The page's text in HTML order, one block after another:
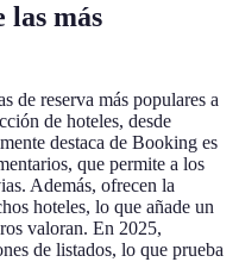
las más
de reserva más populares a
de hoteles, desde
destaca de Booking es
que permite a los
Además, ofrecen la
hoteles, lo que añade un
valoran. En 2025,
de listados, lo que prueba